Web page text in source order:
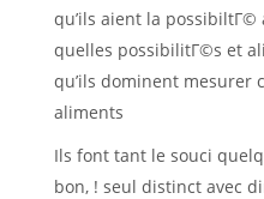
qu’ils aient la
quelles possibilitГ©s et
qu’ils dominent mesurer
aliments
Ils font tant le souci
bon, ! seul distinct avec